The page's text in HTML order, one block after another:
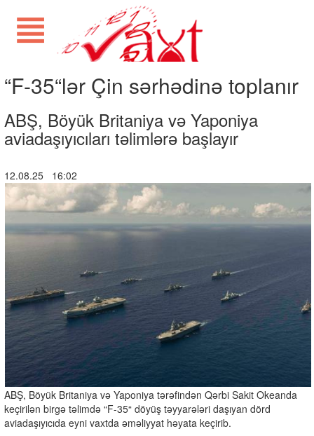
“F-35“lər Çin sərhədinə toplanır
ABŞ, Böyük Britaniya və Yaponiya
aviadaşıyıcıları təlimlərə başlayır
12.08.25 16:02
ABŞ, Böyük Britaniya və Yaponiya tərəfindən Qərbi Sakit Okeanda
keçirilən birgə təlimdə “F-35“ döyüş təyyarələri daşıyan dörd
aviadaşıyıcıda eyni vaxtda əməliyyat həyata keçirib.